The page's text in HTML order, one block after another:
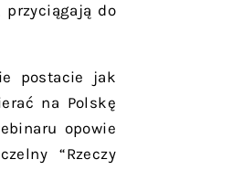
przyciągają do
postacie jak
na Polskę
opowie
“Rzeczy